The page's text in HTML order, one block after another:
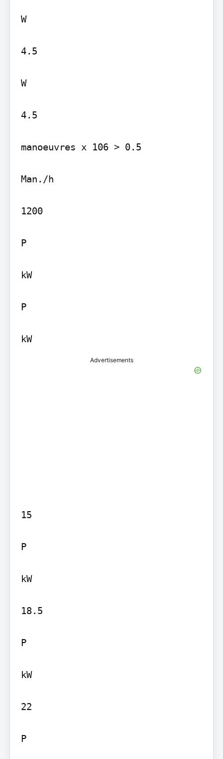
W
4.5
W
4.5
manoeuvres x 106 > 0.5
Man./h
1200
P
kW
P
kW
Advertisements
15
P
kW
18.5
P
kW
22
P